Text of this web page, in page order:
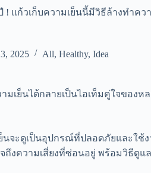
! แก้วเก็บความเย็นนี้มีวิธีล้างทำคว
2025 All, Healthy, Idea
มเย็นได้กลายเป็นไอเท็มคู่ใจขอ
นจะดูเป็นอุปกรณ์ที่ปลอดภัยและใ
งความเสี่ยงที่ซ่อนอยู่ พร้อมวิธีดูแ